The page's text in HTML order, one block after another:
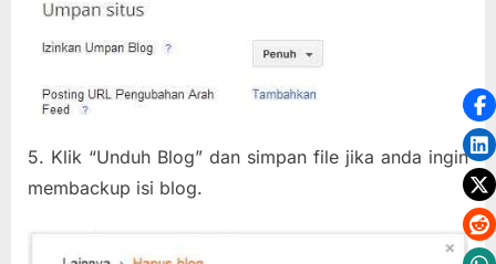
5. Klik “Unduh Blog” dan simpan file jika anda ingin
membackup isi blog.